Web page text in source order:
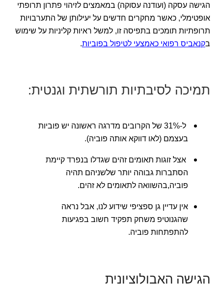
הגישה עסקה (ועודנה עסוקה) במאמצים לזיהוי פתרון תרופתי
אופטימלי, כאשר מחקרים חדשים על יעילותן של התערבויות
תרופתיות תומכים בתפיסה זו, למשל ראיות קליניות על שימוש
בקנאביס רפואי כאמצעי לטיפול בפוביות.
תמיכה לסיבתיות תורשתית וגנטית:
ל-31% של הקרובים מדרגה ראשונה יש פוביות
בעצמם (לאו דווקא אותה פוביה).
אצל זוגות תאומים זהים שגדלו בנפרד קיימת
הסתברות גבוהה יותר שלשניהם תהיה
פוביה,בהשוואה לתאומים לא זהים.
אין עדיין גן ספציפי שידוע לנו, אבל נראה
שהגנוטיפ משחק תפקיד חשוב בפגיעות
להתפתחות פוביה.
הגישה האבולוציונית